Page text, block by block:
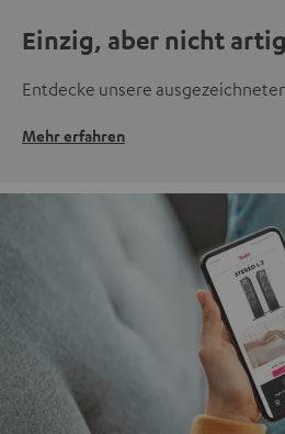
Einzig, aber nicht
Entdecke unsere
Mehr erfahren